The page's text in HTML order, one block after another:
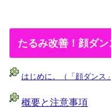
たるみ改善！顔ダン
はじめに。（「顔ダンス
概要と注意事項